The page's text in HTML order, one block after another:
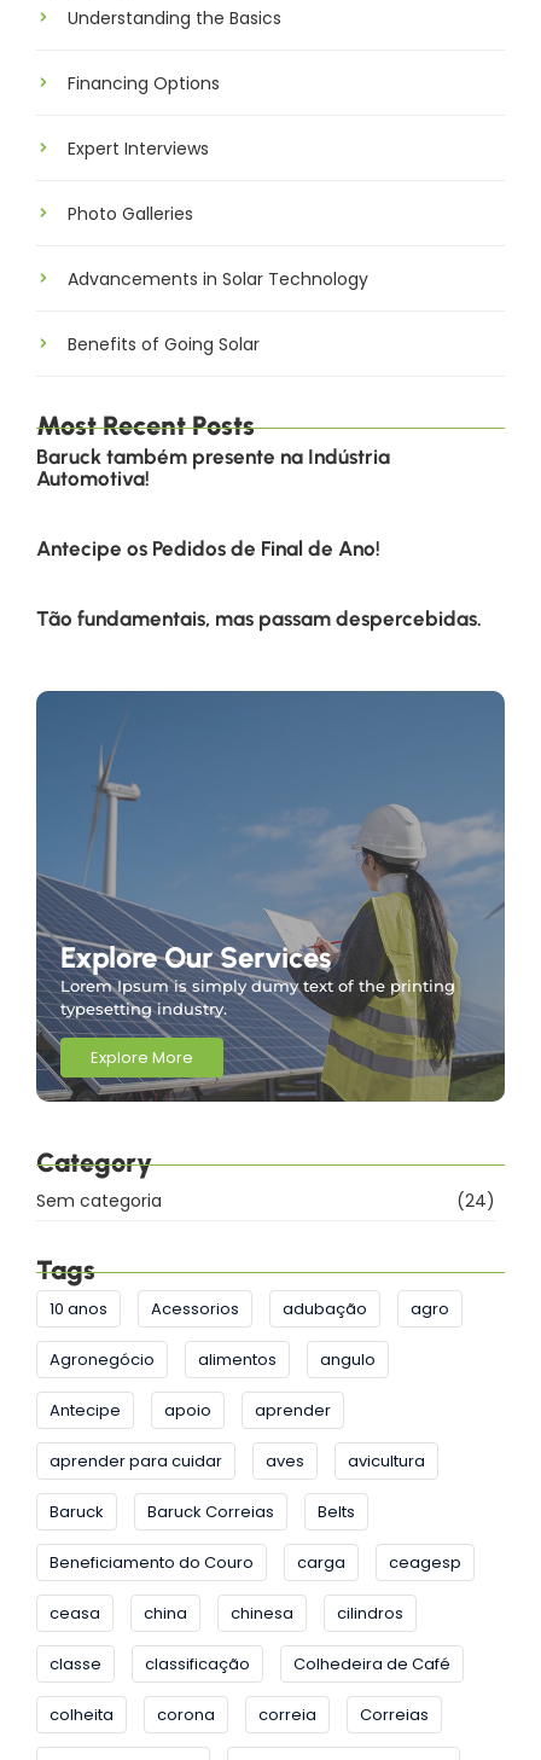
Understanding the Basics
Financing Options
Expert Interviews
Photo Galleries
Advancements in Solar Technology
Benefits of Going Solar
Most Recent Posts
Baruck também presente na Indústria
Automotiva!
Antecipe os Pedidos de Final de Ano!
Tão fundamentais, mas passam despercebidas.
Explore Our Services
Lorem Ipsum is simply dumy text of the printing
typesetting industry.
Explore More
Category
Sem categoria (24)
Tags
10 anos Acessorios adubação agro
Agronegócio alimentos angulo
Antecipe apoio aprender
aprender para cuidar aves avicultura
Baruck Baruck Correias Belts
Beneficiamento do Couro carga ceagesp
ceasa china chinesa cilindros
classe classificação Colhedeira de Café
colheita corona correia Correias